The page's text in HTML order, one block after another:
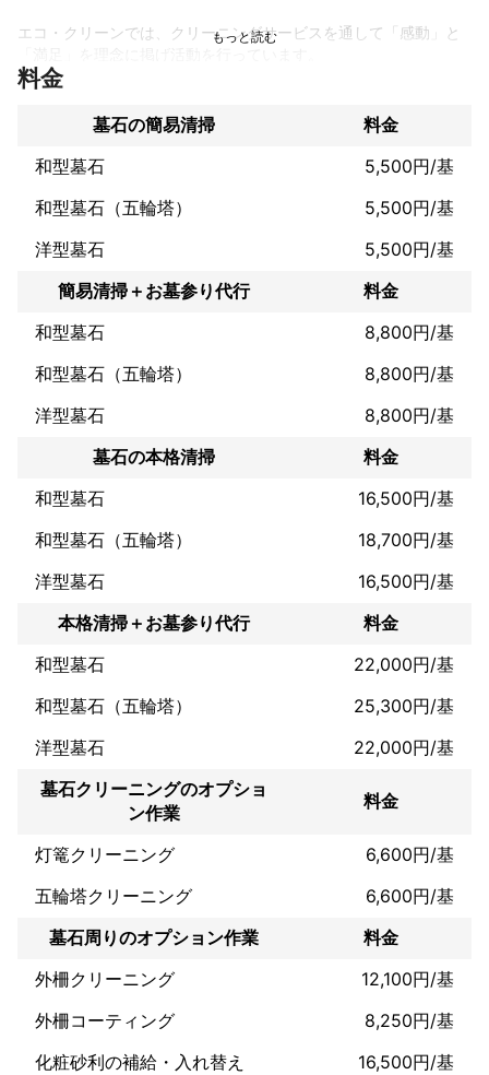
エコ・クリーンでは、クリーニングサービスを通して「感動」と
いと思っております。
「自分で清掃してもなかなか落ちない」「汚れは気になるが、清
る時間がなかなか取れない」など、お客様1人1人がおそうじに対
のが、私達です。お客様のご自宅へ伺って清掃をするのはもちろ
な事でも構いませんので、まずはお気軽にお電話下さい。
これまでの実績
※月間施工は月300件以上対応(年間3,000件)
※産業廃棄物収集運搬業
※貯水槽清掃資格もあり
スタッフ約20名以上ですので、
各種カード決済等も可能です。
料金
墓石の簡易清掃
料金
和型墓石
5,500円/基
和型墓石（五輪塔）
5,500円/基
洋型墓石
5,500円/基
簡易清掃＋お墓参り代行
料金
和型墓石
8,800円/基
和型墓石（五輪塔）
8,800円/基
洋型墓石
8,800円/基
墓石の本格清掃
料金
和型墓石
16,500円/基
和型墓石（五輪塔）
18,700円/基
洋型墓石
16,500円/基
本格清掃＋お墓参り代行
料金
和型墓石
22,000円/基
和型墓石（五輪塔）
25,300円/基
洋型墓石
22,000円/基
墓石クリーニングのオプショ
ン作業
料金
灯篭クリーニング
6,600円/基
五輪塔クリーニング
6,600円/基
墓石周りのオプション作業
料金
外柵クリーニング
12,100円/基
外柵コーティング
8,250円/基
化粧砂利の補給・入れ替え
16,500円/基